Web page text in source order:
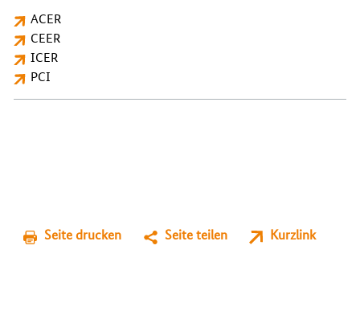
ACER
CEER
ICER
PCI
Seite drucken Seite teilen Kurzlink